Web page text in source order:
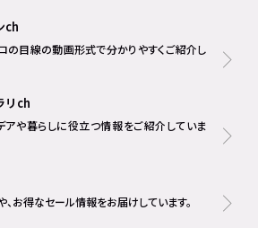
ch
の目線の動画形式で分かりやすくご紹介し
リch
アや暮らしに役立つ情報をご紹介していま
お得なセール情報をお届けしています。